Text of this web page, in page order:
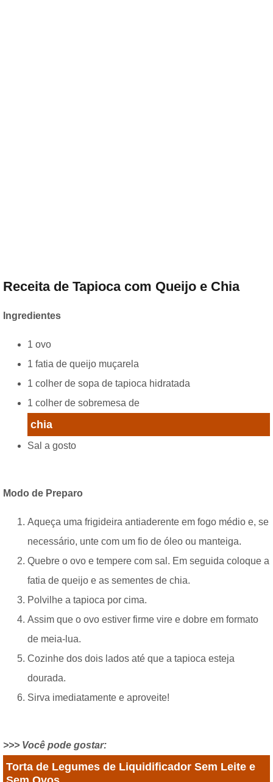
Receita de Tapioca com Queijo e Chia
Ingredientes
1 ovo
1 fatia de queijo muçarela
1 colher de sopa de tapioca hidratada
1 colher de sobremesa de
chia
Sal a gosto
Modo de Preparo
Aqueça uma frigideira antiaderente em fogo médio e, se
necessário, unte com um fio de óleo ou manteiga.
Quebre o ovo e tempere com sal. Em seguida coloque a
fatia de queijo e as sementes de chia.
Polvilhe a tapioca por cima.
Assim que o ovo estiver firme vire e dobre em formato
de meia-lua.
Cozinhe dos dois lados até que a tapioca esteja
dourada.
Sirva imediatamente e aproveite!
>>> Você pode gostar:
Torta de Legumes de Liquidificador Sem Leite e